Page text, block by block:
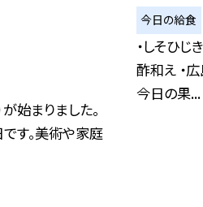
始まりました。
す。美術や家庭
今日の給食
・しそひじ
酢和え ・
今日の果...